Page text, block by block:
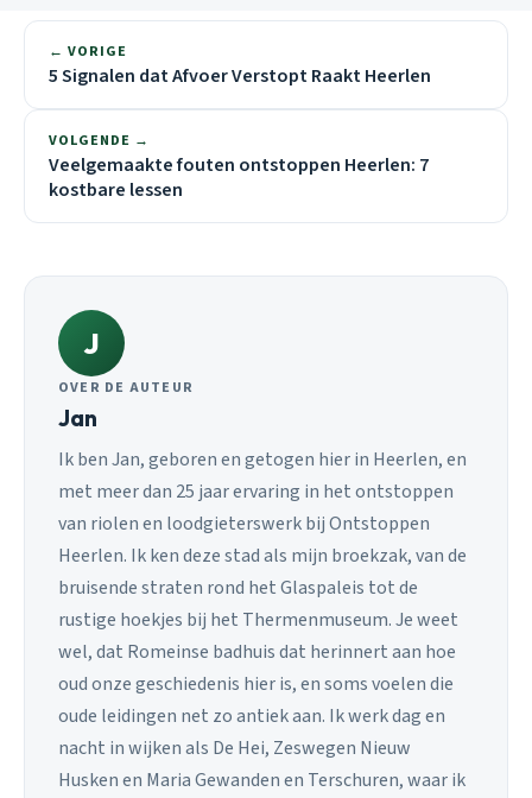
← VORIGE
5 Signalen dat Afvoer Verstopt Raakt Heerlen
VOLGENDE →
Veelgemaakte fouten ontstoppen Heerlen: 7
kostbare lessen
J
OVER DE AUTEUR
Jan
Ik ben Jan, geboren en getogen hier in Heerlen, en
met meer dan 25 jaar ervaring in het ontstoppen
van riolen en loodgieterswerk bij Ontstoppen
Heerlen. Ik ken deze stad als mijn broekzak, van de
bruisende straten rond het Glaspaleis tot de
rustige hoekjes bij het Thermenmuseum. Je weet
wel, dat Romeinse badhuis dat herinnert aan hoe
oud onze geschiedenis hier is, en soms voelen die
oude leidingen net zo antiek aan. Ik werk dag en
nacht in wijken als De Hei, Zeswegen Nieuw
Husken en Maria Gewanden en Terschuren, waar ik